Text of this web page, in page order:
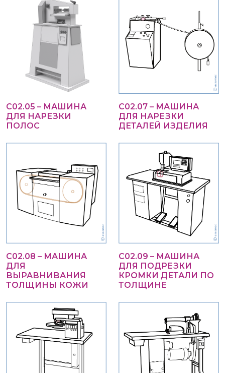
С02.05 – МАШИНА
ДЛЯ НАРЕЗКИ
ПОЛОС
С02.07 – МАШИНА
ДЛЯ НАРЕЗКИ
ДЕТАЛЕЙ ИЗДЕЛИЯ
С02.08 – МАШИНА
ДЛЯ
ВЫРАВНИВАНИЯ
ТОЛЩИНЫ КОЖИ
С02.09 – МАШИНА
ДЛЯ ПОДРЕЗКИ
КРОМКИ ДЕТАЛИ ПО
ТОЛЩИНЕ